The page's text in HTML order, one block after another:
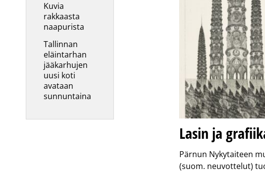
Kuvia
rakkaasta
naapurista
Tallinnan
eläintarhan
jääkarhujen
uusi koti
avataan
sunnuntaina
Lasin ja
Pärnun Nykytaiteen
(suom. neuvottelut)